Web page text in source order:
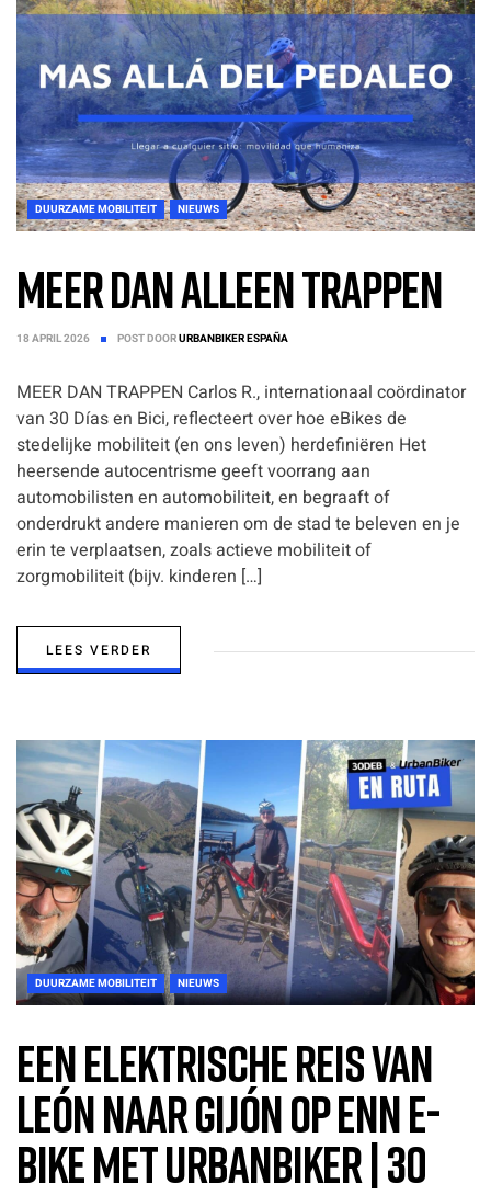
DUURZAME MOBILITEIT NIEUWS
MEER DAN ALLEEN TRAPPEN
18 APRIL 2026 POST DOORURBANBIKER ESPAÑA
MEER DAN TRAPPEN Carlos R., internationaal coördinator
van 30 Días en Bici, reflecteert over hoe eBikes de
stedelijke mobiliteit (en ons leven) herdefiniëren Het
heersende autocentrisme geeft voorrang aan
automobilisten en automobiliteit, en begraaft of
onderdrukt andere manieren om de stad te beleven en je
erin te verplaatsen, zoals actieve mobiliteit of
zorgmobiliteit (bijv. kinderen […]
LEES VERDER
DUURZAME MOBILITEIT NIEUWS
Een elektrische reis van
León naar Gijón op enn E-
Bike met UrbanBiker | 30